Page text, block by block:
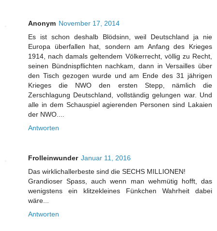
Anonym November 17, 2014
Es ist schon deshalb Blödsinn, weil Deutschland ja nie
Europa überfallen hat, sondern am Anfang des Krieges
1914, nach damals geltendem Völkerrecht, völlig zu Recht,
seinen Bündnispflichten nachkam, dann in Versailles über
den Tisch gezogen wurde und am Ende des 31 jährigen
Krieges die NWO den ersten Stepp, nämlich die
Zerschlagung Deutschland, vollständig gelungen war. Und
alle in dem Schauspiel agierenden Personen sind Lakaien
der NWO....
Antworten
Frolleinwunder Januar 11, 2016
Das wirklichallerbeste sind die SECHS MILLIONEN!
Grandioser Spass, auch wenn man wehmütig hofft, das
wenigstens ein klitzekleines Fünkchen Wahrheit dabei
wäre...
Antworten